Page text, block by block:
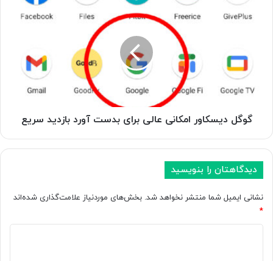
دیسکاور
بدست
بازدید
گوگل دیسکاور امکانی عالی برای بدست آورد بازدید سریع
دیدگاهتان را بنویسید
نشانی ایمیل شما منتشر نخواهد شد. بخش‌های موردنیاز علامت‌گذاری شده‌اند
*